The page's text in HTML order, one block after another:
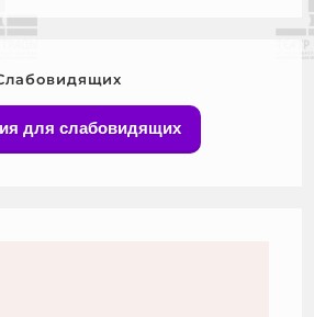
для слабовидящих